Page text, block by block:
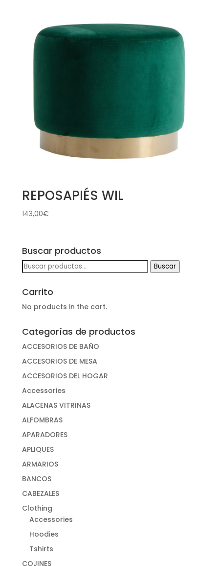
REPOSAPIÉS WIL
143,00€
Buscar productos
Buscar
por:
Buscar
Carrito
No products in the cart.
Categorías de productos
ACCESORIOS DE BAÑO
ACCESORIOS DE MESA
ACCESORIOS DEL HOGAR
Accessories
ALACENAS VITRINAS
ALFOMBRAS
APARADORES
APLIQUES
ARMARIOS
BANCOS
CABEZALES
Clothing
Accessories
Hoodies
Tshirts
COJINES